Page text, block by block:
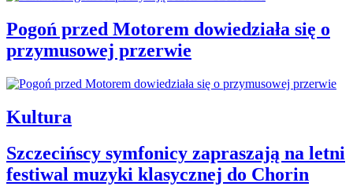
Pogoń przed Motorem dowiedziała się o
przymusowej przerwie
Kultura
Szczecińscy symfonicy zapraszają na letni
festiwal muzyki klasycznej do Chorin